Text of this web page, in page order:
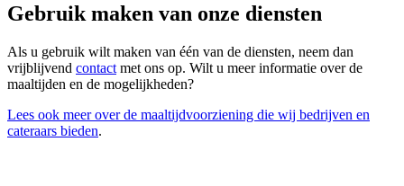
Gebruik maken van onze diensten
Als u gebruik wilt maken van één van de diensten, neem dan
vrijblijvend contact met ons op. Wilt u meer informatie over de
maaltijden en de mogelijkheden?
Lees ook meer over de maaltijdvoorziening die wij bedrijven en
cateraars bieden.